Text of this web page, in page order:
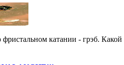
катании - грэб.